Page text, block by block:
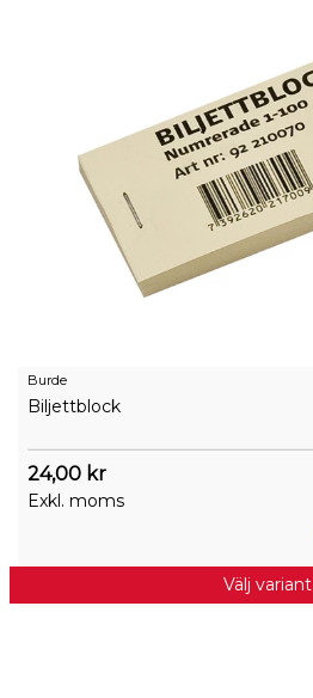
Burde
Biljettblock
24,00 kr
Exkl. moms
Välj variant